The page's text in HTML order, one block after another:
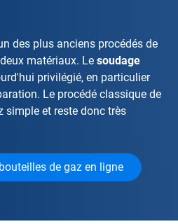
des plus anciens procédés de
matériaux. Le soudage
privilégié, en particulier
Le procédé classique de
simple et reste donc très
de gaz en ligne